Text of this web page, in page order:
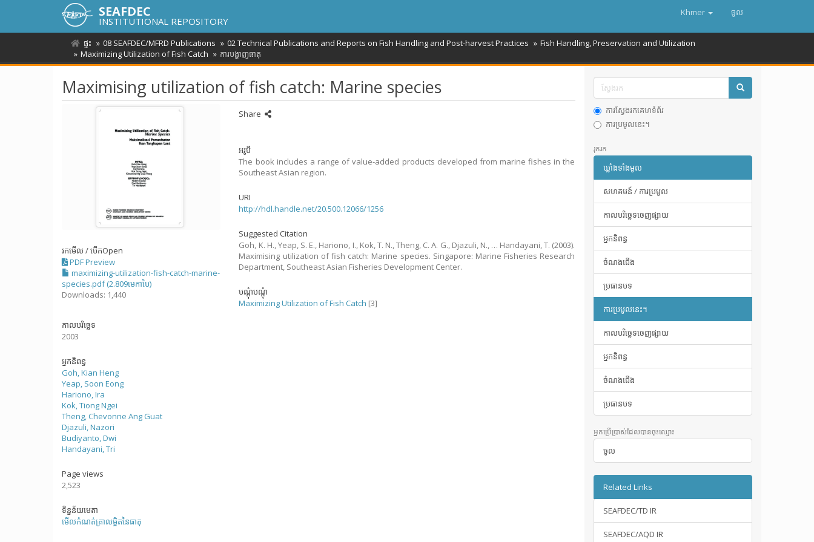
SEAFDEC
INSTITUTIONAL REPOSITORY
Khmer ចូល
ផ្ទះ 08 SEAFDEC/MFRD Publications 02 Technical Publications and Reports on Fish Handling and Post-harvest Practices
Fish Handling, Preservation and Utilization
Maximizing Utilization of Fish Catch
ការបង្ហាញធាតុ
Maximising utilization of fish catch: Marine species
រកមើល / បើកOpen
PDF Preview
maximizing-utilization-fish-catch-marine-
species.pdf (2.809មេកាបៃ)
Downloads: 1,440
កាលបរិច្ឆេទ
2003
អ្នកនិពន្ធ
Goh, Kian Heng
Yeap, Soon Eong
Hariono, Ira
Kok, Tiong Ngei
Theng, Chevonne Ang Guat
Djazuli, Nazori
Budiyanto, Dwi
Handayani, Tri
Page views
2,523
ទិន្នន័យមេតា
មើលកំណត់ត្រាលម្អិតនៃធាតុ
Share
អរូបី
The book includes a range of value-added products developed from marine fishes in the
Southeast Asian region.
URI
http://hdl.handle.net/20.500.12066/1256
Suggested Citation
Goh, K. H., Yeap, S. E., Hariono, I., Kok, T. N., Theng, C. A. G., Djazuli, N., … Handayani, T. (2003).
Maximising utilization of fish catch: Marine species. Singapore: Marine Fisheries Research
Department, Southeast Asian Fisheries Development Center.
បណ្តុំបណ្តុំ
Maximizing Utilization of Fish Catch [3]
ការស្វែងរកគេហទំព័រ
ការប្រមូលនេះ។
រុករក
ឃ្លាំងទាំងមូល
សហគមន៍ / ការប្រមូល
កាលបរិច្ឆេទចេញផ្សាយ
អ្នកនិពន្ធ
ចំណងជើង
ប្រធានបទ
ការប្រមូលនេះ។
កាលបរិច្ឆេទចេញផ្សាយ
អ្នកនិពន្ធ
ចំណងជើង
ប្រធានបទ
អ្នកប្រើប្រាស់ដែលបានចុះឈ្មោះ
ចូល
Related Links
SEAFDEC/TD IR
SEAFDEC/AQD IR